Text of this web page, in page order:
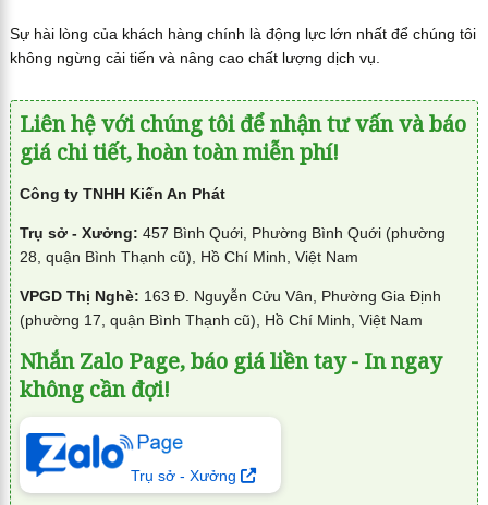
Sự hài lòng của khách hàng chính là động lực lớn nhất để chúng tôi
không ngừng cải tiến và nâng cao chất lượng dịch vụ.
Liên hệ với chúng tôi để nhận tư vấn và báo
giá chi tiết, hoàn toàn miễn phí!
Công ty TNHH Kiến An Phát
Trụ sở - Xưởng: 457 Bình Quới, Phường Bình Quới (phường
28, quận Bình Thạnh cũ), Hồ Chí Minh, Việt Nam
VPGD Thị Nghè: 163 Đ. Nguyễn Cửu Vân, Phường Gia Định
(phường 17, quận Bình Thạnh cũ), Hồ Chí Minh, Việt Nam
Nhắn Zalo Page, báo giá liền tay - In ngay
không cần đợi!
Trụ sở - Xưởng